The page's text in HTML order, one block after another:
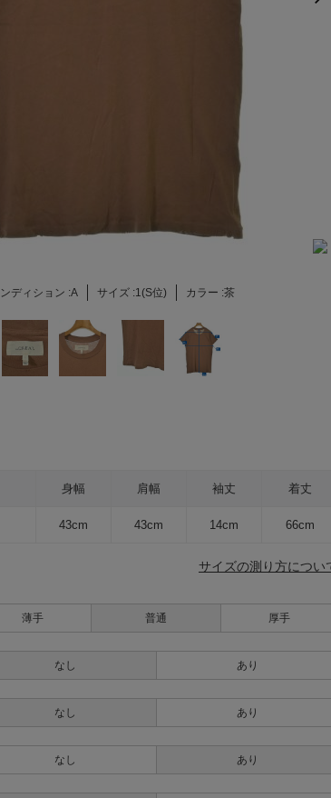
ディション :A サイズ :1(S位) カラー :茶
身幅 肩幅 袖丈 着丈
43cm 43cm 14cm 66cm
サイズの測り方につい
薄手 普通 厚手
なし あり
なし あり
なし あり